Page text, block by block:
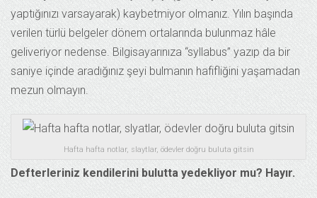
yaptığınızı varsayarak) kaybetmiyor olmanız. Yılın başında
verilen türlü belgeler dönem ortalarında bulunmaz hâle
geliveriyor nedense. Bilgisayarınıza “syllabus” yazıp da bir
saniye içinde aradığınız şeyi bulmanın hafifliğini yaşamadan
mezun olmayın.
Hafta hafta notlar, slaytlar, ödevler doğru buluta gitsin
Defterleriniz kendilerini bulutta yedekliyor mu? Hayır.